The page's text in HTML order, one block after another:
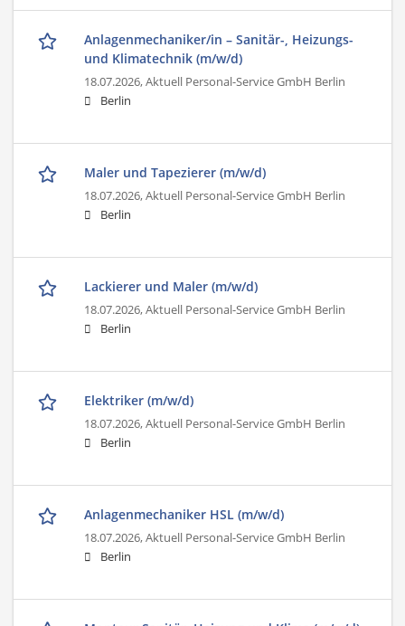
Anlagenmechaniker/in – Sanitär-, Heizungs-
und Klimatechnik (m/w/d)
18.07.2026,Aktuell Personal-Service GmbH Berlin
Berlin
Maler und Tapezierer (m/w/d)
18.07.2026,Aktuell Personal-Service GmbH Berlin
Berlin
Lackierer und Maler (m/w/d)
18.07.2026,Aktuell Personal-Service GmbH Berlin
Berlin
Elektriker (m/w/d)
18.07.2026,Aktuell Personal-Service GmbH Berlin
Berlin
Anlagenmechaniker HSL (m/w/d)
18.07.2026,Aktuell Personal-Service GmbH Berlin
Berlin